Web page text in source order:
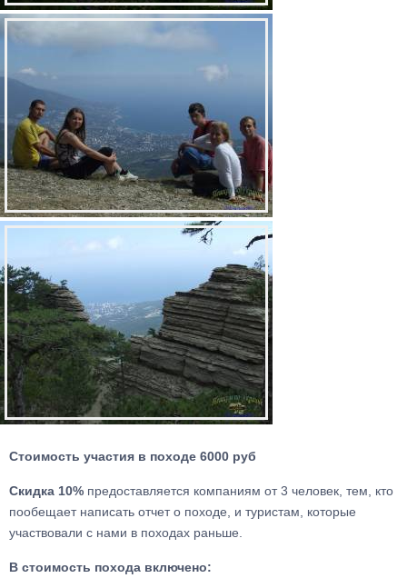
Стоимость участия в походе 6000 руб
Скидка 10% предоставляется компаниям от 3 человек, тем, кто
пообещает написать отчет о походе, и туристам, которые
участвовали с нами в походах раньше.
В стоимость похода включено: